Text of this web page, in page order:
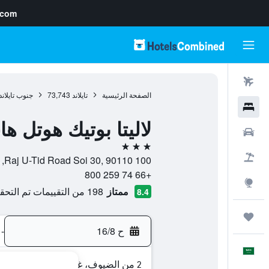
الصفحة الرئيسية تايلاند 73,743 جنوب تايلاند
لاليتا بوتيك هوتل
3 نجوم
100 Raj U-Tid Road Soi 30, 90110, هات ياي, محافظة سونجكلا, تايلاند
+66 74 259 800
8.4 ممتاز 198 من التقييمات تم التحقق منها
ح 16/8 -
2 من الضيوف، غرفة واحدة